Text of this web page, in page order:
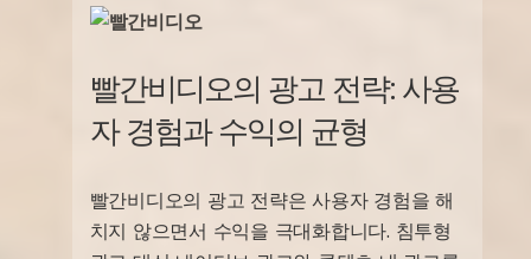
빨간비디오의 광고 전략: 사용
자 경험과 수익의 균형
빨간비디오의 광고 전략은 사용자 경험을 해
치지 않으면서 수익을 극대화합니다. 침투형